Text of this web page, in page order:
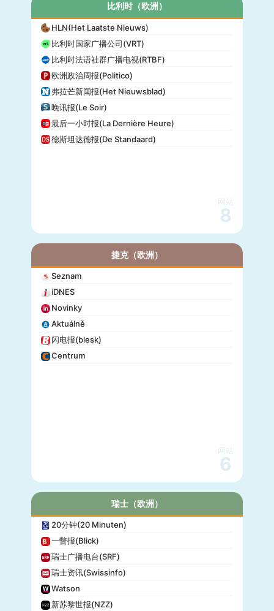
比利时（欧洲）
HLN(Het Laatste Nieuws)
比利时国家广播公司(VRT)
比利时法语社群广播电视(RTBF)
欧洲政治周报(Politico)
弗拉芒新闻报(Het Nieuwsblad)
晚讯报(Le Soir)
最后一小时报(La Dernière Heure)
德斯坦达德报(De Standaard)
网站
8
捷克（欧洲）
Seznam
iDNES
Novinky
Aktuálně
闪电报(blesk)
Centrum
网站
6
瑞士（欧洲）
20分钟(20 Minuten)
一瞥报(Blick)
瑞士广播电台(SRF)
瑞士资讯(Swissinfo)
Watson
新苏黎世报(NZZ)